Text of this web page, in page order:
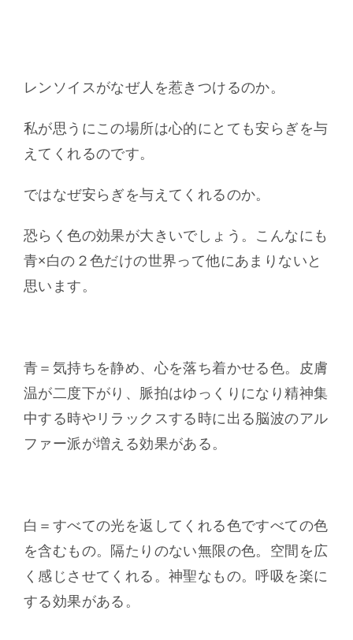
レンソイスがなぜ人を惹きつけるのか。
私が思うにこの場所は心的にとても安らぎを与
えてくれるのです。
ではなぜ安らぎを与えてくれるのか。
恐らく色の効果が大きいでしょう。こんなにも
青×白の２色だけの世界って他にあまりないと
思います。
青＝気持ちを静め、心を落ち着かせる色。皮膚
温が二度下がり、脈拍はゆっくりになり精神集
中する時やリラックスする時に出る脳波のアル
ファー派が増える効果がある。
白＝すべての光を返してくれる色ですべての色
を含むもの。隔たりのない無限の色。空間を広
く感じさせてくれる。神聖なもの。呼吸を楽に
する効果がある。